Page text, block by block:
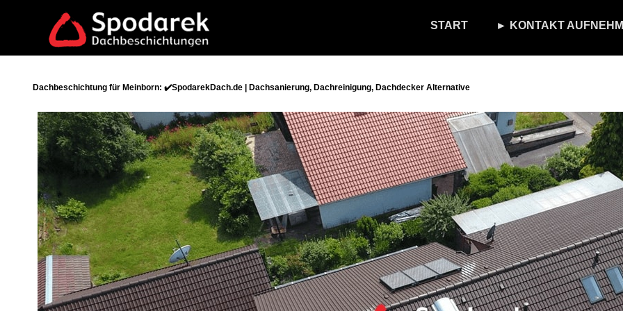
START ► KONTAKT
Dachbeschichtung für Meinborn: ✔️SpodarekDach.de | Dachsanierung, Dachreinigung, Dachdecker Alternative